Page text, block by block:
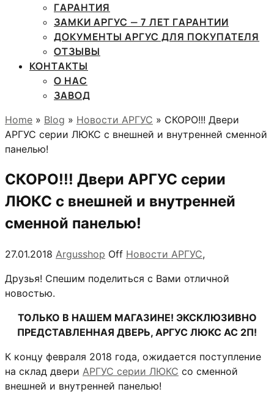
ГАРАНТИЯ
ЗАМКИ АРГУС — 7 ЛЕТ ГАРАНТИИ
ДОКУМЕНТЫ АРГУС ДЛЯ ПОКУПАТЕЛЯ
ОТЗЫВЫ
КОНТАКТЫ
О НАС
ЗАВОД
Home » Blog » Новости АРГУС » СКОРО!!! Двери
АРГУС серии ЛЮКС с внешней и внутренней сменной
панелью!
СКОРО!!! Двери АРГУС серии
ЛЮКС с внешней и внутренней
сменной панелью!
27.01.2018 Argusshop Off Новости АРГУС,
Друзья! Спешим поделиться с Вами отличной
новостью.
ТОЛЬКО В НАШЕМ МАГАЗИНЕ! ЭКСКЛЮЗИВНО
ПРЕДСТАВЛЕННАЯ ДВЕРЬ, АРГУС ЛЮКС АС 2П!
К концу февраля 2018 года, ожидается поступление
на склад двери АРГУС серии ЛЮКС со сменной
внешней и внутренней панелью!